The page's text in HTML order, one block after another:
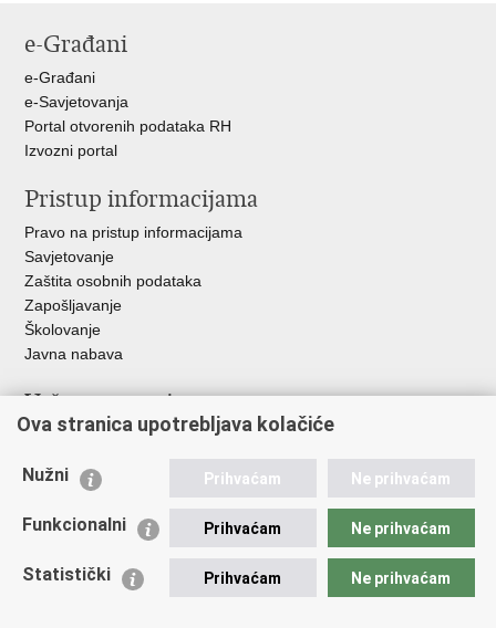
e-Građani
e-Građani
e-Savjetovanja
Portal otvorenih podataka RH
Izvozni portal
Pristup informacijama
Pravo na pristup informacijama
Savjetovanje
Zaštita osobnih podataka
Zapošljavanje
Školovanje
Javna nabava
Važne poveznice
Ministarstvo unutarnjih poslova
Udruge
Policijska akademija
Zaklada policijske solidarnosti
Ova stranica upotrebljava kolačiće
Nužni Prihvaćam Ne prihvaćam
Funkcionalni Prihvaćam Ne prihvaćam
Statistički Prihvaćam Ne prihvaćam